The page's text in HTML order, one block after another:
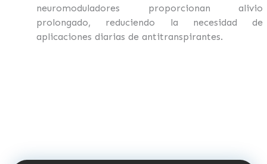
neuromoduladores proporcionan alivio
prolongado, reduciendo la necesidad de
aplicaciones diarias de antitranspirantes.